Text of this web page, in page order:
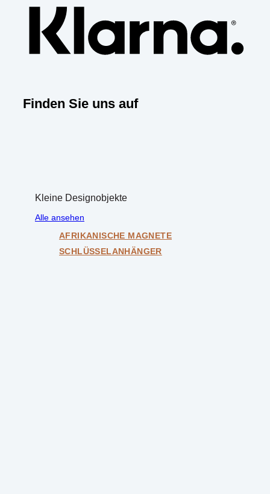
Kleine Designobjekte
Alle ansehen
AFRIKANISCHE MAGNETE
SCHLÜSSELANHÄNGER
Finden Sie uns auf